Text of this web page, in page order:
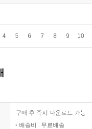
않고,
급급하여 저지른 잘못이
먹이사슬을 통해 새들
다.
4 5 6 7 8 9 10
구매 후 즉시 다운로드 가능
배송비 : 무료배송